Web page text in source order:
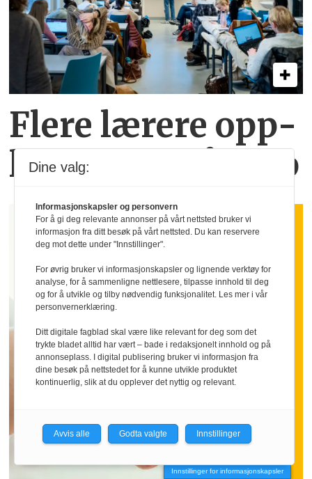
Flere lærere opp­
lever vold på jobb
Innstillinger for informasjonskapsler
Dine valg:
Informasjonskapsler og personvern
For å gi deg relevante annonser på vårt nettsted bruker vi
informasjon fra ditt besøk på vårt nettsted. Du kan reservere
deg mot dette under "Innstillinger".
For øvrig bruker vi informasjonskapsler og lignende verktøy for
analyse, for å sammenligne nettlesere, tilpasse innhold til deg
og for å utvikle og tilby nødvendig funksjonalitet. Les mer i vår
personvernerklæring.
Ditt digitale fagblad skal være like relevant for deg som det
trykte bladet alltid har vært – bade i redaksjonelt innhold og på
annonseplass. I digital publisering bruker vi informasjon fra
dine besøk på nettstedet for å kunne utvikle produktet
kontinuerlig, slik at du opplever det nyttig og relevant.
Avvis alle Godta valgte Innstillinger